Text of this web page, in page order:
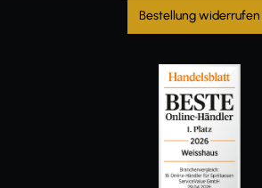
Bestellung widerrufen